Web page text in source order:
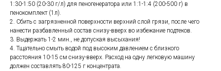
1:30-1:50 (20-30 г/л) для пеногенератора или 1:1-1:4 (200-500 г) в
пенокомплект (1л).
2. Сбить с загрязненной поверхности верхний слой грязи, после чего
нанести разбавленный состав снизу-вверх во избежание подтеков.
3. Выдержать 1-2 мин., не допуская высыхания!
4. Тщательно смыть водой под высоким давлением с близкого
расстояния 10-15 см снизу-вверх. Расход на одну легковую машину
должен составлять 80-125 г концентрата.